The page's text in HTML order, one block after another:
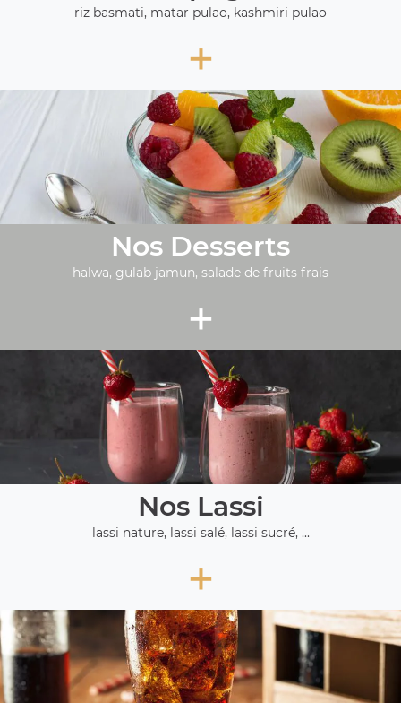
riz basmati, matar pulao, kashmiri pulao
+
Nos Desserts
halwa, gulab jamun, salade de fruits frais
+
Nos Lassi
lassi nature, lassi salé, lassi sucré, ...
+